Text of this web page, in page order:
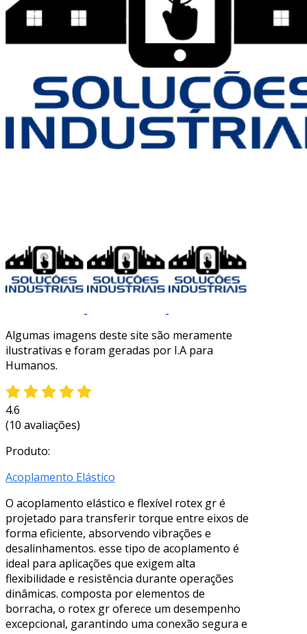
Algumas imagens deste site são meramente
ilustrativas e foram geradas por I.A para
Humanos.
4.6
(10 avaliações)
Produto:
Acoplamento Elástico
O acoplamento elástico e flexível rotex gr é
projetado para transferir torque entre eixos de
forma eficiente, absorvendo vibrações e
desalinhamentos. esse tipo de acoplamento é
ideal para aplicações que exigem alta
flexibilidade e resistência durante operações
dinâmicas. composta por elementos de
borracha, o rotex gr oferece um desempenho
excepcional, garantindo uma conexão segura e